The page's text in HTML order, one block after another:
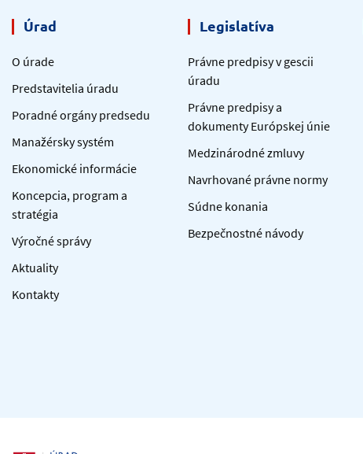
Úrad
O úrade
Predstavitelia úradu
Poradné orgány predsedu
Manažérsky systém
Ekonomické informácie
Koncepcia, program a
stratégia
Výročné správy
Aktuality
Kontakty
Legislatíva
Právne predpisy v gescii
úradu
Právne predpisy a
dokumenty Európskej únie
Medzinárodné zmluvy
Navrhované právne normy
Súdne konania
Bezpečnostné návody